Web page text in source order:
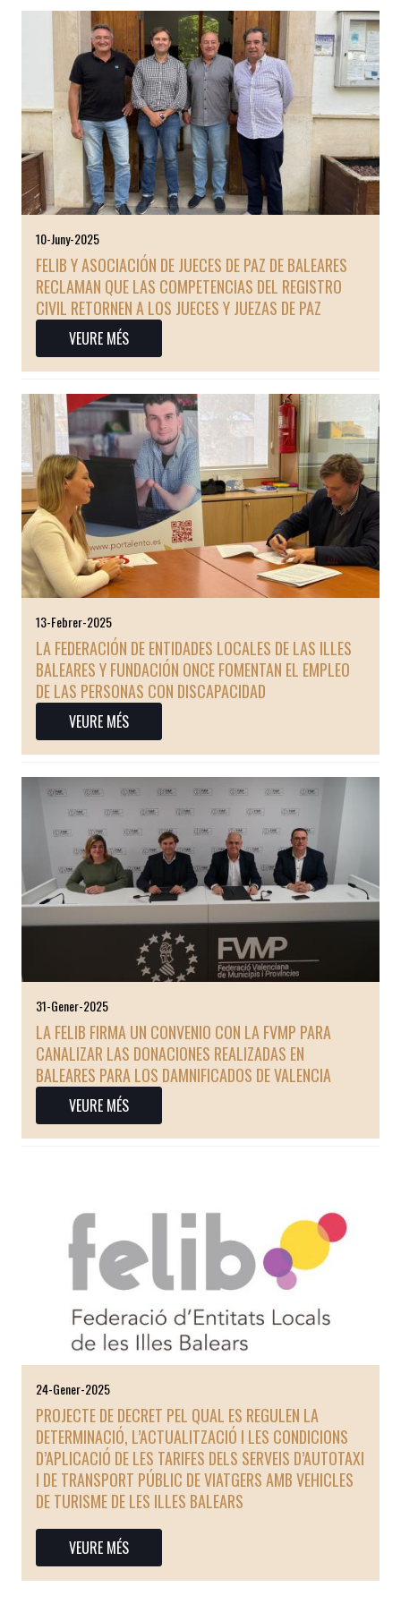
10-Juny-2025
FELIB Y ASOCIACIÓN DE JUECES DE PAZ DE BALEARES
RECLAMAN QUE LAS COMPETENCIAS DEL REGISTRO
CIVIL RETORNEN A LOS JUECES Y JUEZAS DE PAZ
VEURE MÉS
13-Febrer-2025
LA FEDERACIÓN DE ENTIDADES LOCALES DE LAS ILLES
BALEARES Y FUNDACIÓN ONCE FOMENTAN EL EMPLEO
DE LAS PERSONAS CON DISCAPACIDAD
VEURE MÉS
31-Gener-2025
LA FELIB FIRMA UN CONVENIO CON LA FVMP PARA
CANALIZAR LAS DONACIONES REALIZADAS EN
BALEARES PARA LOS DAMNIFICADOS DE VALENCIA
VEURE MÉS
24-Gener-2025
PROJECTE DE DECRET PEL QUAL ES REGULEN LA
DETERMINACIÓ, L’ACTUALITZACIÓ I LES CONDICIONS
D’APLICACIÓ DE LES TARIFES DELS SERVEIS D’AUTOTAXI
I DE TRANSPORT PÚBLIC DE VIATGERS AMB VEHICLES
DE TURISME DE LES ILLES BALEARS
VEURE MÉS